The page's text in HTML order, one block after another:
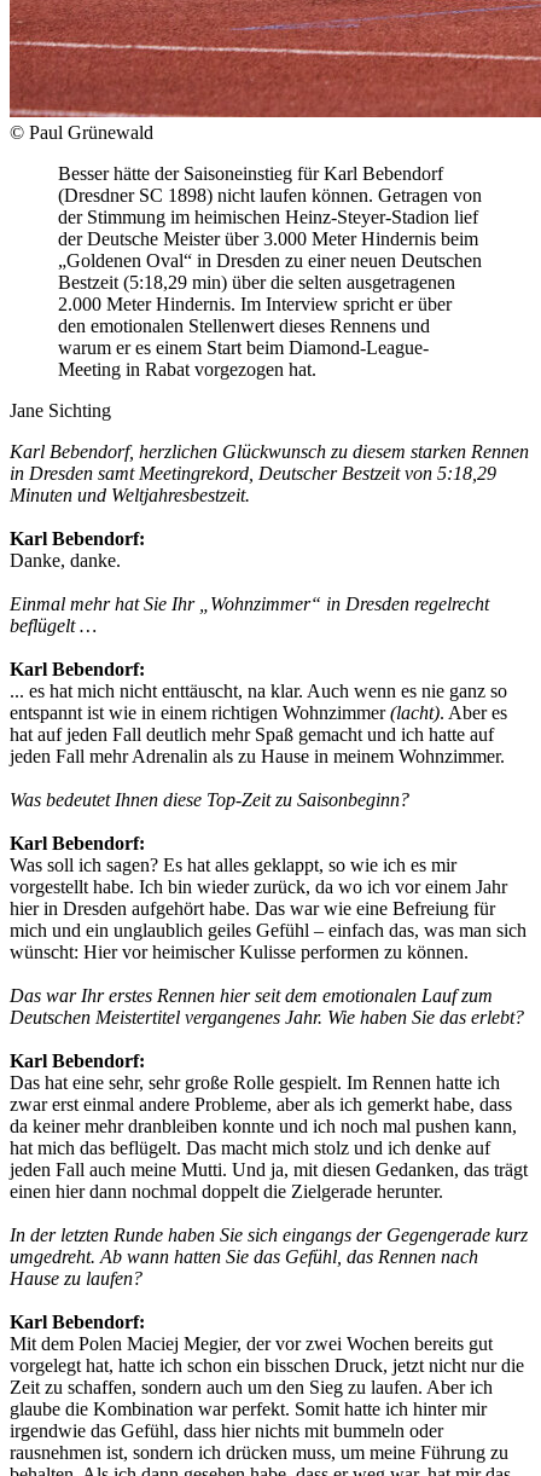
© Paul Grünewald
Besser hätte der Saisoneinstieg für Karl Bebendorf
(Dresdner SC 1898) nicht laufen können. Getragen von
der Stimmung im heimischen Heinz-Steyer-Stadion lief
der Deutsche Meister über 3.000 Meter Hindernis beim
„Goldenen Oval“ in Dresden zu einer neuen Deutschen
Bestzeit (5:18,29 min) über die selten ausgetragenen
2.000 Meter Hindernis. Im Interview spricht er über
den emotionalen Stellenwert dieses Rennens und
warum er es einem Start beim Diamond-League-
Meeting in Rabat vorgezogen hat.
Jane Sichting
Karl Bebendorf, herzlichen Glückwunsch zu diesem starken Rennen
in Dresden samt Meetingrekord, Deutscher Bestzeit von 5:18,29
Minuten und Weltjahresbestzeit.
Karl Bebendorf:
Danke, danke.
Einmal mehr hat Sie Ihr „Wohnzimmer“ in Dresden regelrecht
beflügelt …
Karl Bebendorf:
... es hat mich nicht enttäuscht, na klar. Auch wenn es nie ganz so
entspannt ist wie in einem richtigen Wohnzimmer(lacht). Aber es
hat auf jeden Fall deutlich mehr Spaß gemacht und ich hatte auf
jeden Fall mehr Adrenalin als zu Hause in meinem Wohnzimmer.
Was bedeutet Ihnen diese Top-Zeit zu Saisonbeginn?
Karl Bebendorf:
Was soll ich sagen? Es hat alles geklappt, so wie ich es mir
vorgestellt habe. Ich bin wieder zurück, da wo ich vor einem Jahr
hier in Dresden aufgehört habe. Das war wie eine Befreiung für
mich und ein unglaublich geiles Gefühl – einfach das, was man sich
wünscht: Hier vor heimischer Kulisse performen zu können.
Das war Ihr erstes Rennen hier seit dem emotionalen Lauf zum
Deutschen Meistertitel vergangenes Jahr. Wie haben Sie das erlebt?
Karl Bebendorf:
Das hat eine sehr, sehr große Rolle gespielt. Im Rennen hatte ich
zwar erst einmal andere Probleme, aber als ich gemerkt habe, dass
da keiner mehr dranbleiben konnte und ich noch mal pushen kann,
hat mich das beflügelt. Das macht mich stolz und ich denke auf
jeden Fall auch meine Mutti. Und ja, mit diesen Gedanken, das trägt
einen hier dann nochmal doppelt die Zielgerade herunter.
In der letzten Runde haben Sie sich eingangs der Gegengerade kurz
umgedreht. Ab wann hatten Sie das Gefühl, das Rennen nach
Hause zu laufen?
Karl Bebendorf:
Mit dem Polen Maciej Megier, der vor zwei Wochen bereits gut
vorgelegt hat, hatte ich schon ein bisschen Druck, jetzt nicht nur die
Zeit zu schaffen, sondern auch um den Sieg zu laufen. Aber ich
glaube die Kombination war perfekt. Somit hatte ich hinter mir
irgendwie das Gefühl, dass hier nichts mit bummeln oder
rausnehmen ist, sondern ich drücken muss, um meine Führung zu